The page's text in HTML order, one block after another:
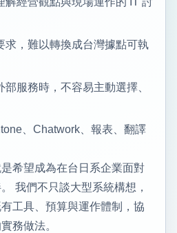
求，難以轉換成台灣據點可執
服務時，不容易主動選擇、
、Chatwork、報表、翻譯
希望成為在台日系企業面對
我們不只談大型系統構想，
工具、預算與運作體制，協
務做法。